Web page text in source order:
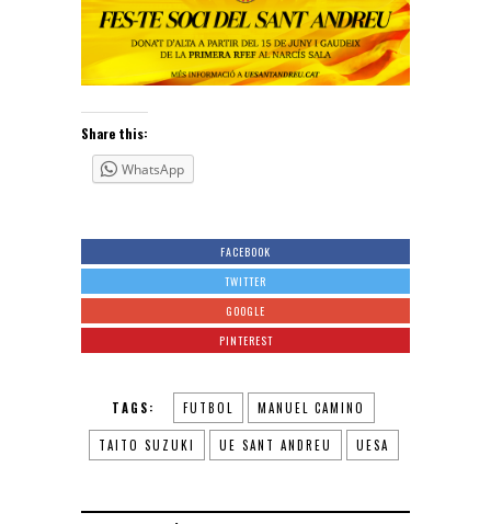
Share this:
WhatsApp
FACEBOOK
TWITTER
GOOGLE
PINTEREST
TAGS: FUTBOL MANUEL CAMINO
TAITO SUZUKI UE SANT ANDREU UESA